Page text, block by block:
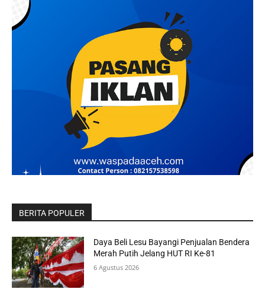
BERITA POPULER
Daya Beli Lesu Bayangi Penjualan Bendera
Merah Putih Jelang HUT RI Ke-81
6 Agustus 2026